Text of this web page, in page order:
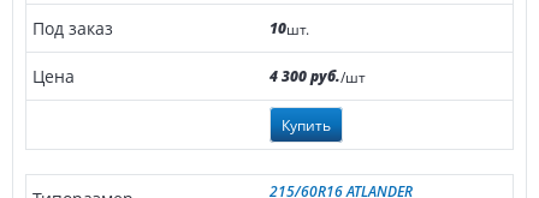
10шт.
4 300 руб./шт
Купить
215/60R16 ATLANDER